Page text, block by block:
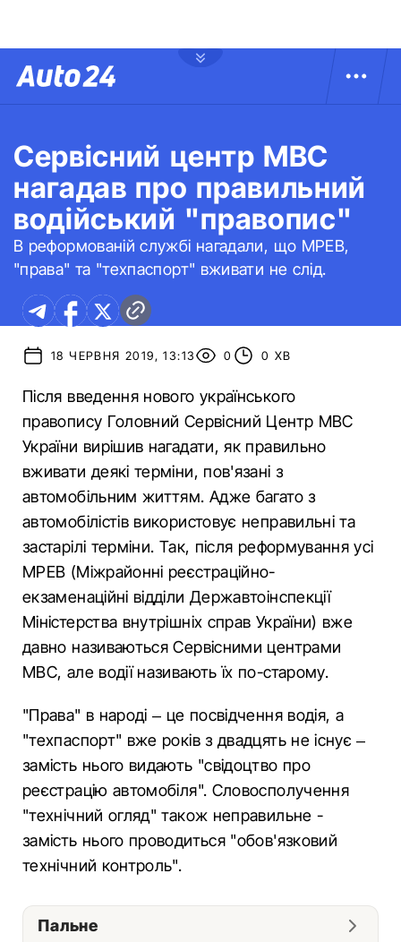
Сервісний центр МВС
нагадав про правильний
водійський "правопис"
В реформованій службі нагадали, що МРЕВ,
"права" та "техпаспорт" вживати не слід.
18 ЧЕРВНЯ 2019, 13:13 0 0 ХВ
Після введення нового українського
правопису Головний Сервісний Центр МВС
України вирішив нагадати, як правильно
вживати деякі терміни, пов'язані з
автомобільним життям. Адже багато з
автомобілістів використовує неправильні та
застарілі терміни. Так, після реформування усі
МРЕВ (Міжрайонні реєстраційно-
екзаменаційні відділи Державтоінспекції
Міністерства внутрішніх справ України) вже
давно називаються Сервісними центрами
МВС, але водії називають їх по-старому.
"Права" в народі – це посвідчення водія, а
"техпаспорт" вже років з двадцять не існує –
замість нього видають "свідоцтво про
реєстрацію автомобіля". Словосполучення
"технічний огляд" також неправильне -
замість нього проводиться "обов'язковий
технічний контроль".
Пальне